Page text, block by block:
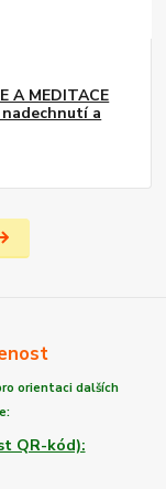
A MEDITACE
nadechnutí a
orientaci dalších
QR-kód):